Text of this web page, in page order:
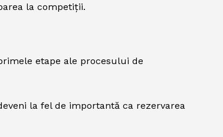
la competiții.
etape ale procesului de
la fel de importantă ca rezervarea